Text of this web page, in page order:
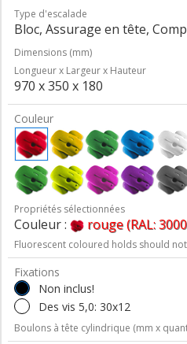
Type d'escalade
Bloc, Assurage en tête,
Dimensions (mm)
Longueur x Largeur x Hauteur
970 x 350 x 180
Couleur
Propriétés sélectionnées
Couleur : rouge (RAL:
Fluorescent coloured holds should
Fixations
Non inclus!
Des vis 5,0: 30x12
Boulons à tête cylindrique (mm x